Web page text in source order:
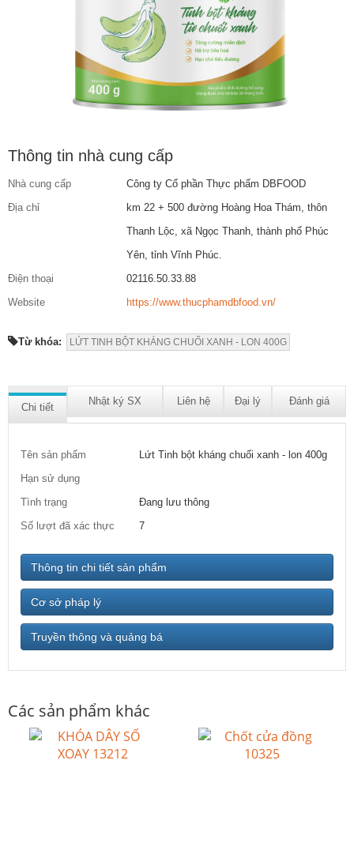
Thông tin nhà cung cấp
Nhà cung cấp
Công ty Cổ phần Thực phẩm DBFOOD
Địa chỉ
km 22 + 500 đường Hoàng Hoa Thám, thôn
Thanh Lộc, xã Ngọc Thanh, thành phố Phúc
Yên, tỉnh Vĩnh Phúc.
Điện thoại
02116.50.33.88
Website
https://www.thucphamdbfood.vn/
Từ khóa: LỨT TINH BỘT KHÁNG CHUỐI XANH - LON 400G
Chi tiết
Nhật ký SX Liên hệ Đại lý Đánh giá
Tên sản phẩm
Lứt Tinh bột kháng chuối xanh - lon 400g
Hạn sử dụng
Tình trạng
Đang lưu thông
Số lượt đã xác thực
7
Thông tin chi tiết sản phẩm
Cơ sở pháp lý
Truyền thông và quảng bá
Các sản phẩm khác